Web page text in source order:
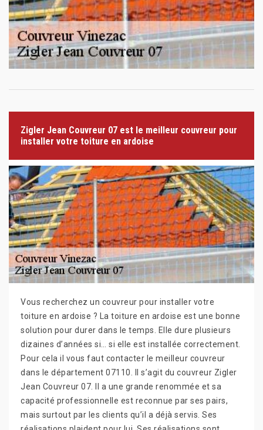
Zigler Jean Couvreur 07 est le meilleur couvreur pour
installer votre toiture en ardoise
Vous recherchez un couvreur pour installer votre
toiture en ardoise ? La toiture en ardoise est une bonne
solution pour durer dans le temps. Elle dure plusieurs
dizaines d’années si… si elle est installée correctement.
Pour cela il vous faut contacter le meilleur couvreur
dans le département 07110. Il s’agit du couvreur Zigler
Jean Couvreur 07. Il a une grande renommée et sa
capacité professionnelle est reconnue par ses pairs,
mais surtout par les clients qu’il a déjà servis. Ses